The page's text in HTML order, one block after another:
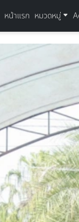
หน้าแรก หมวดหมู่